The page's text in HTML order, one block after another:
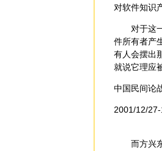
对软件知识
对于这一
件所有者产
有人会摆出
就说它理应
中国民间论
2001/12/
而方兴东